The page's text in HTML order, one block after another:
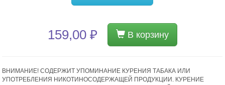
159,00 ₽ В корзину
ВНИМАНИЕ! СОДЕРЖИТ УПОМИНАНИЕ КУРЕНИЯ ТАБАКА ИЛИ
УПОТРЕБЛЕНИЯ НИКОТИНОСОДЕРЖАЩЕЙ ПРОДУКЦИИ. КУРЕНИЕ